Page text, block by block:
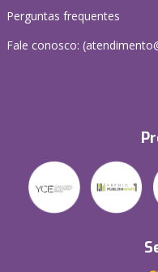
Perguntas frequentes
Fale conosco: